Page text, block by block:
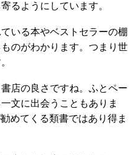
るようにしています。
いる本やベストセラーの棚
のがわかります。つまり世
店の良さですね。ふとペー
文に出会うこともありま
めてくる類書ではあり得ま